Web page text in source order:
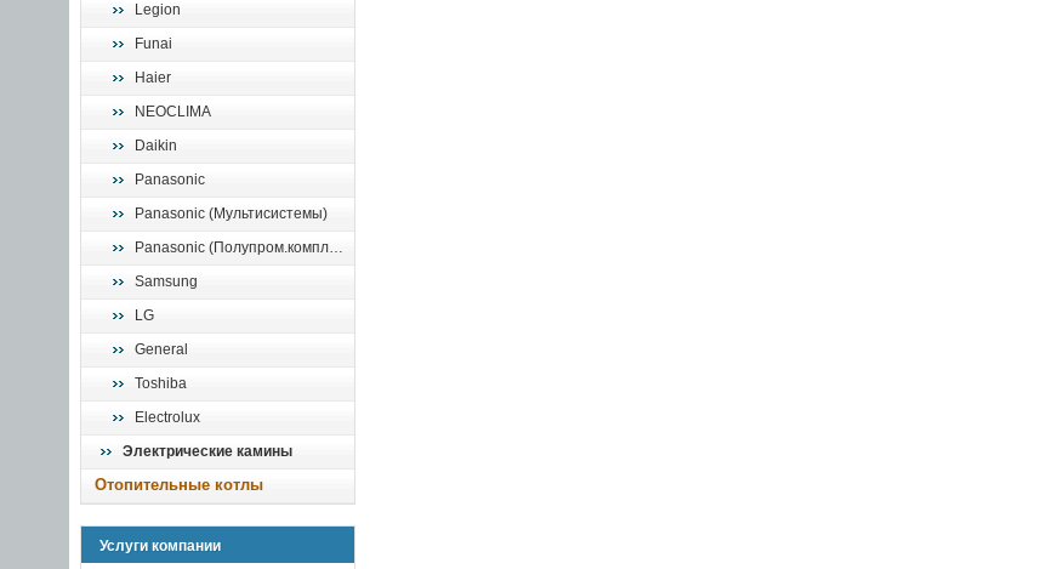
Legion
Funai
Haier
NEOCLIMA
Daikin
Panasonic
Panasonic (Мультисистемы)
Panasonic (Полупром.комплекты)
Samsung
LG
General
Toshiba
Electrolux
Электрические камины
Отопительные котлы
Услуги компании